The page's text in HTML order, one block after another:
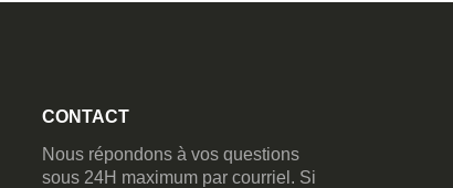
CONTACT
Nous répondons à vos questions
sous 24H maximum par courriel. Si